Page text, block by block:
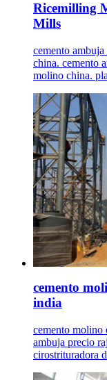
Ricemilling
Mills
cemento
china. cemento
molino china.
cemento
india
cemento molino
ambuja precio
cirostrituradora